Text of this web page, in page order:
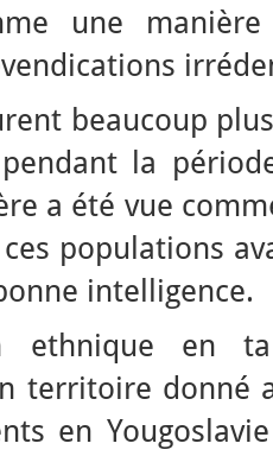
une
beaucoup
la
a été vue
populations
intelligence.
ethnique en
territoire
en